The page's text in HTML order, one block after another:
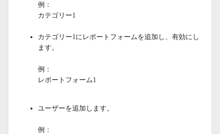
例：
カテゴリー1
カテゴリー1にレポートフォームを追加し、有効にし
ます。
例：
レポートフォーム1
ユーザーを追加します。
例：